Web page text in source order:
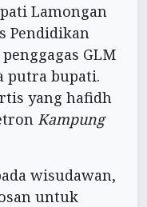
Lamongan
Pendidikan
GLM
putra bupati.
yang hafidh
Kampung
wisudawan,
untuk